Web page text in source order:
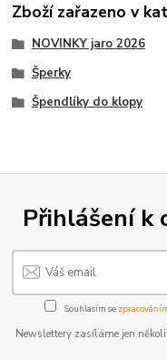
Zboží zařazeno v
NOVINKY jaro 2026
Šperky
Špendlíky do klopy
Přihlášení k
Souhlasím se
Newslettery zasíláme jen